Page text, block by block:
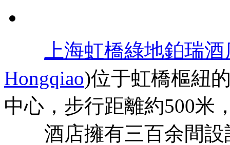
上海虹橋綠地鉑瑞酒
Hongqiao)位于虹橋樞紐
中心，步行距離約500米
酒店擁有三百余間設